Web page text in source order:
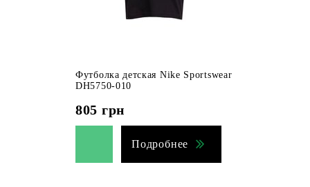
Футболка детская Nike Sportswear
DH5750-010
805 грн
Подробнее